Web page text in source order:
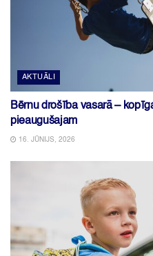
AKTUĀLI
Bērnu drošība vasarā –
pieaugušajam
16. JŪNIJS, 2026